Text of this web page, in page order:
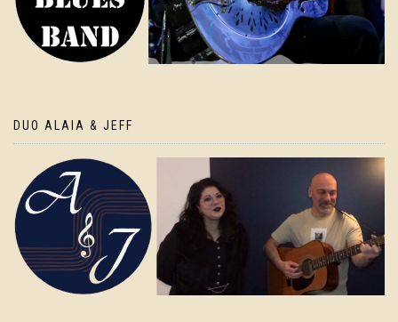
DUO ALAIA & JEFF